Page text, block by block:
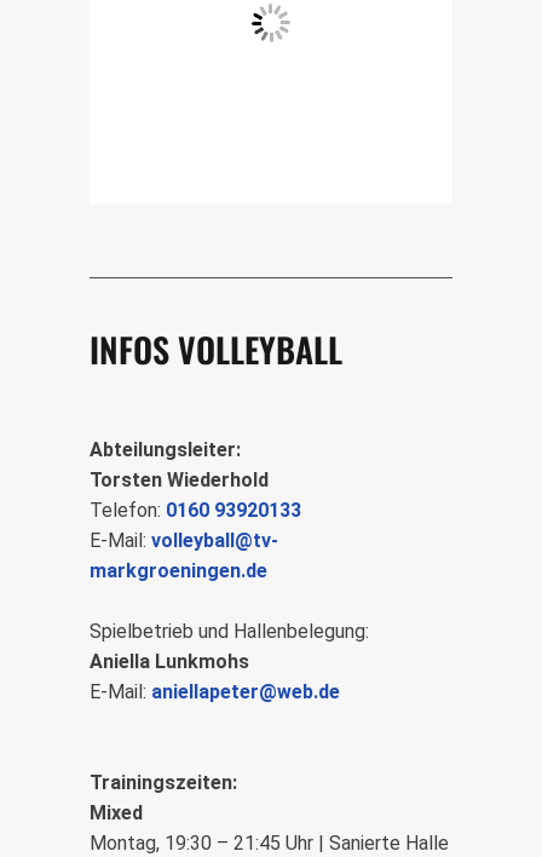
INFOS VOLLEYBALL
Abteilungsleiter:
Torsten Wiederhold
Telefon: 0160 93920133
E-Mail: volleyball@tv-
markgroeningen.de
Spielbetrieb und Hallenbelegung:
Aniella Lunkmohs
E-Mail: aniellapeter@web.de
Trainingszeiten:
Mixed
Montag, 19:30 – 21:45 Uhr | Sanierte Halle